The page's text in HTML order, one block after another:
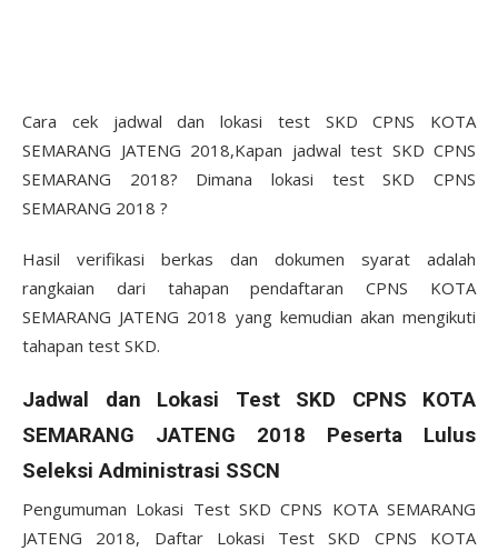
Cara cek jadwal dan lokasi test SKD CPNS KOTA
SEMARANG JATENG 2018,Kapan jadwal test SKD CPNS
SEMARANG 2018? Dimana lokasi test SKD CPNS
SEMARANG 2018 ?
Hasil verifikasi berkas dan dokumen syarat adalah
rangkaian dari tahapan pendaftaran CPNS KOTA
SEMARANG JATENG 2018 yang kemudian akan mengikuti
tahapan test SKD.
Jadwal dan Lokasi Test SKD CPNS KOTA
SEMARANG JATENG 2018 Peserta Lulus
Seleksi Administrasi SSCN
Pengumuman Lokasi Test SKD CPNS KOTA SEMARANG
JATENG 2018, Daftar Lokasi Test SKD CPNS KOTA